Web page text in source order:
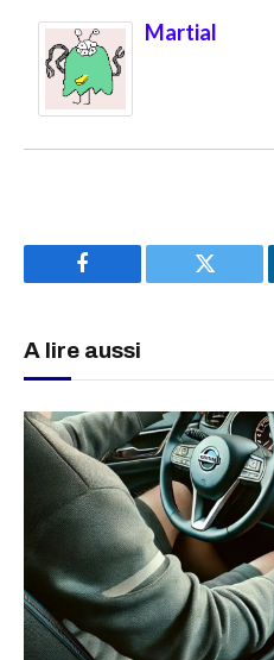
Martial
Facebook Twitter
A lire aussi